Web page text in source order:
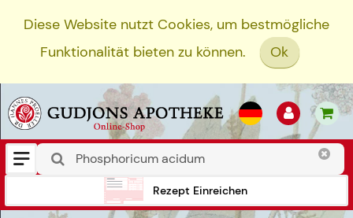
Diese Website nutzt Cookies, um bestmögliche
Funktionalität bieten zu können.
Ok
Rezept Einreichen